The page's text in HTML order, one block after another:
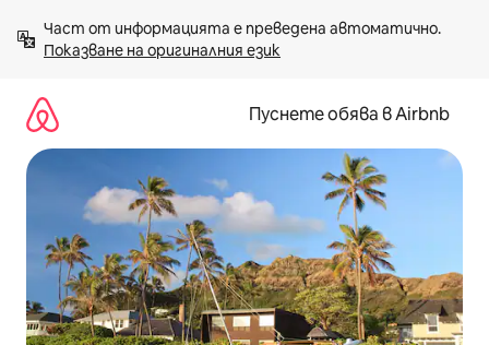
към
съдържанието
Показване на оригиналния език
Пуснете обява в Airbnb